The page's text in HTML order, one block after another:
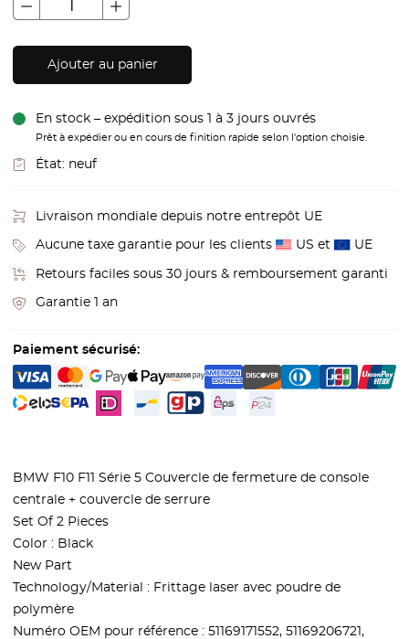
Ajouter au panier
En stock – expédition sous 1 à 3 jours ouvrés
Prêt à expédier ou en cours de finition rapide selon l'option choisie.
État: neuf
Livraison mondiale depuis notre entrepôt UE
Aucune taxe garantie pour les clients US et UE
Retours faciles sous 30 jours & remboursement garanti
Garantie 1 an
Paiement sécurisé:
BMW F10 F11 Série 5 Couvercle de fermeture de console
centrale + couvercle de serrure
Set Of 2 Pieces
Color : Black
New Part
Technology/Material : Frittage laser avec poudre de
polymère
Numéro OEM pour référence : 51169171552, 51169206721,